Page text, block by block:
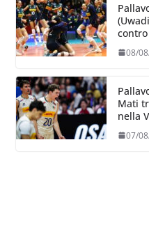
08/
Mati
nella
07/